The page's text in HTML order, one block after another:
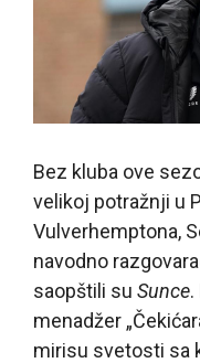
Bez kluba ove
velikoj potražnji u
Vulverhemptona,
navodno
saopštili su Sunce
menadžer
mirisu svetosti sa